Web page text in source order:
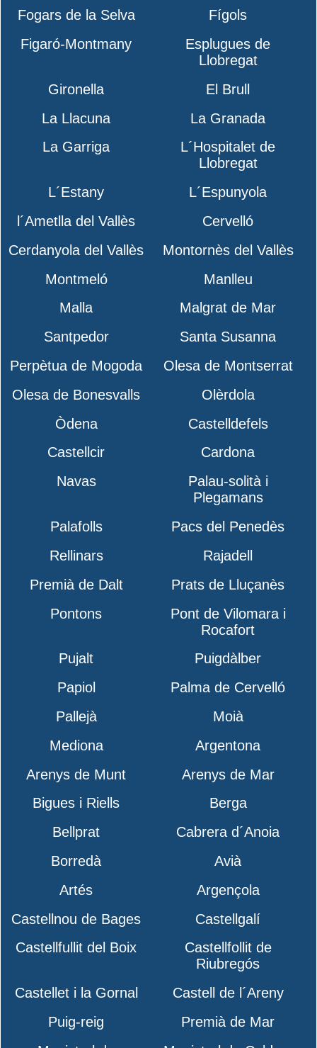
Fogars de la Selva
Fígols
Figaró-Montmany
Esplugues de
Llobregat
Gironella
El Brull
La Llacuna
La Granada
La Garriga
L´Hospitalet de
Llobregat
L´Estany
L´Espunyola
l´Ametlla del Vallès
Cervelló
Cerdanyola del Vallès
Montornès del Vallès
Montmeló
Manlleu
Malla
Malgrat de Mar
Santpedor
Santa Susanna
Perpètua de Mogoda
Olesa de Montserrat
Olesa de Bonesvalls
Olèrdola
Òdena
Castelldefels
Castellcir
Cardona
Navas
Palau-solità i
Plegamans
Palafolls
Pacs del Penedès
Rellinars
Rajadell
Premià de Dalt
Prats de Lluçanès
Pontons
Pont de Vilomara i
Rocafort
Pujalt
Puigdàlber
Papiol
Palma de Cervelló
Pallejà
Moià
Mediona
Argentona
Arenys de Munt
Arenys de Mar
Bigues i Riells
Berga
Bellprat
Cabrera d´Anoia
Borredà
Avià
Artés
Argençola
Castellnou de Bages
Castellgalí
Castellfullit del Boix
Castellfollit de
Riubregós
Castellet i la Gornal
Castell de l´Areny
Puig-reig
Premià de Mar